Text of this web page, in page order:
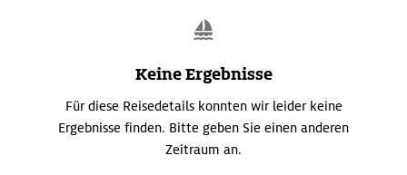
Keine Ergebnisse
Für diese Reisedetails konnten wir leider keine
Ergebnisse finden. Bitte geben Sie einen anderen
Zeitraum an.